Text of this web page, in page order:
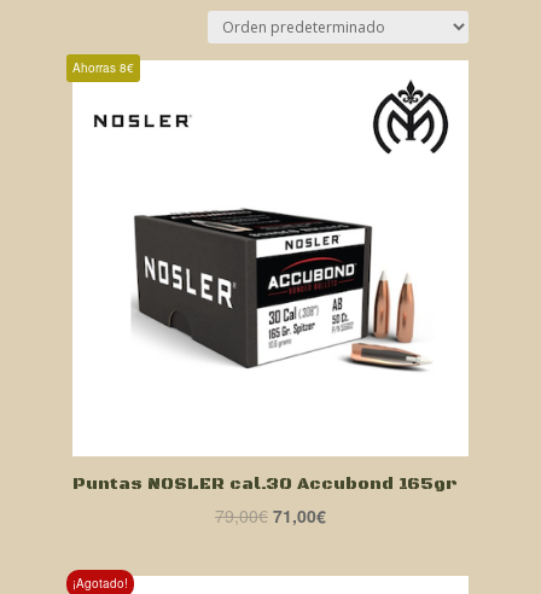
Ahorras 8€
Puntas NOSLER cal.30 Accubond 165gr
79,00€ El
original
71,00€El
actual
¡Agotado!